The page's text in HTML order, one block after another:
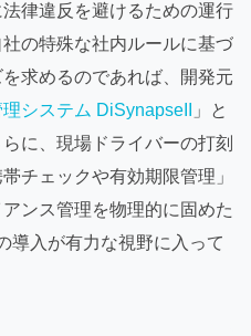
律違反を避けるための運行
の特殊な社内ルールに基づ
求めるのであれば、開発元
システム DiSynapseII
」と
に、現場ドライバーの打刻
チェックや有効期限管理」
ンス管理を物理的に固めた
導入が有力な視野に入って